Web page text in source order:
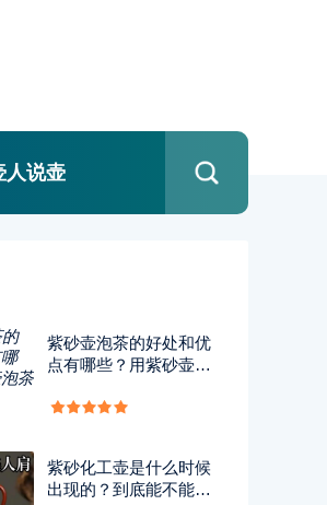
人说壶
紫砂壶泡茶的好处和优
点有哪些？用紫砂壶泡
紫砂化工壶是什么时候
出现的？到底能不能